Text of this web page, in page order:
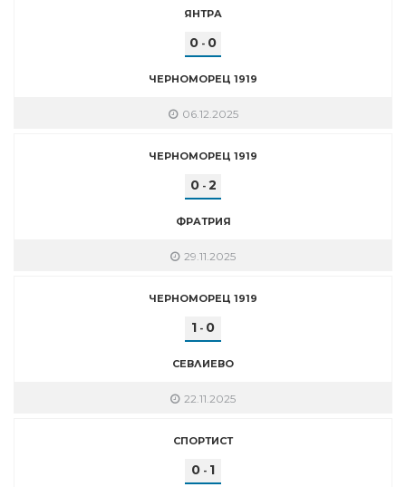
ЯНТРА
0 - 0
ЧЕРНОМОРЕЦ 1919
06.12.2025
ЧЕРНОМОРЕЦ 1919
0- 2
ФРАТРИЯ
29.11.2025
ЧЕРНОМОРЕЦ 1919
1 - 0
СЕВЛИЕВО
22.11.2025
СПОРТИСТ
0 - 1